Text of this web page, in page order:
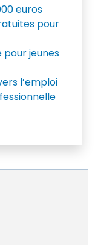
euros
pour
pour jeunes
l’emploi